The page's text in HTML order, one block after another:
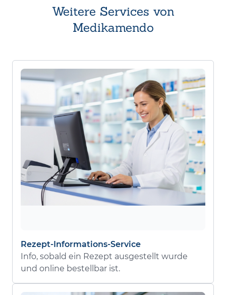
Weitere Services von
Medikamendo
Rezept-Informations-Service
Info, sobald ein Rezept ausgestellt wurde
und online bestellbar ist.